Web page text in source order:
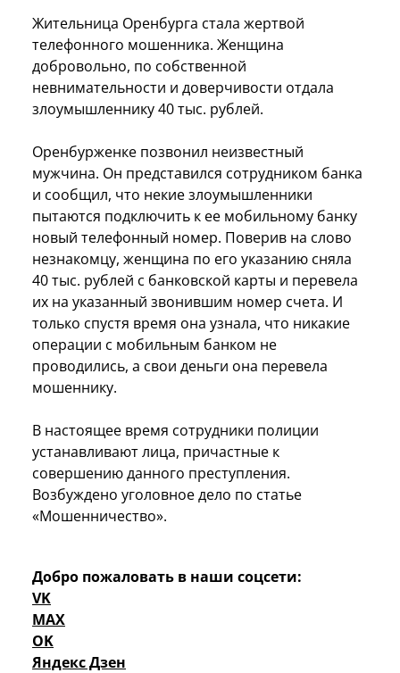
Жительница Оренбурга стала жертвой
телефонного мошенника. Женщина
добровольно, по собственной
невнимательности и доверчивости отдала
злоумышленнику 40 тыс. рублей.
Оренбурженке позвонил неизвестный
мужчина. Он представился сотрудником банка
и сообщил, что некие злоумышленники
пытаются подключить к ее мобильному банку
новый телефонный номер. Поверив на слово
незнакомцу, женщина по его указанию сняла
40 тыс. рублей с банковской карты и перевела
их на указанный звонившим номер счета. И
только спустя время она узнала, что никакие
операции с мобильным банком не
проводились, а свои деньги она перевела
мошеннику.
В настоящее время сотрудники полиции
устанавливают лица, причастные к
совершению данного преступления.
Возбуждено уголовное дело по статье
«Мошенничество».
Добро пожаловать в наши соцсети:
VK
MAX
OK
Яндекс Дзен